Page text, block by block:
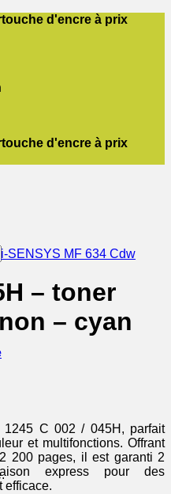
d'encre à prix
d'encre à prix
i-SENSYS MF 634 Cdw
– toner
– cyan
1245 C 002 / 045H, parfait
et multifonctions. Offrant
200 pages, il est garanti 2
express pour des
efficace.